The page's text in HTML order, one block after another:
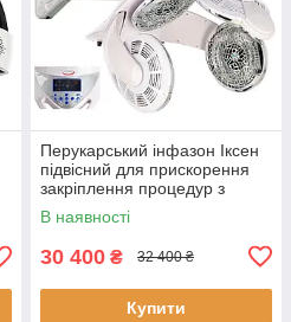
Перукарський інфазон Іксен
підвісний для прискорення
закріплення процедур з
догляду
В наявності
30 400 ₴ 32 400 ₴
Купити